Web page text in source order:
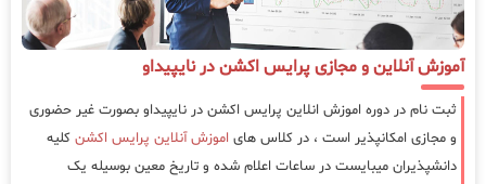
آموزش آنلاین و مجازی پرایس اکشن در نایپیداو
ثبت نام در دوره اموزش انلاین پرایس اکشن در نایپیداو بصورت غیر حضوری
و مجازی امکانپذیر است ، در کلاس های اموزش آنلاین پرایس اکشن کلیه
دانشپذیران میبایست در ساعات اعلام شده و تاریخ معین بوسیله یک